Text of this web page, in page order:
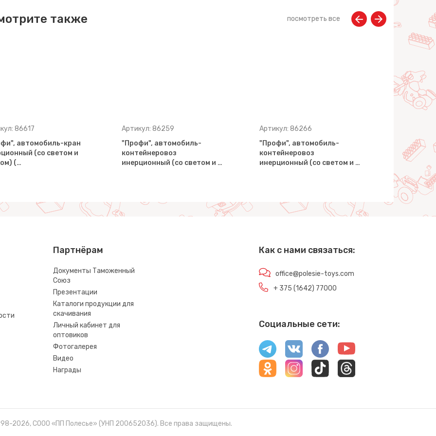
также посмотреть все
86617
автомобиль-кран
(со светом и
(…
Артикул: 86259
"Профи", автомобиль-
контейнеровоз
инерционный (со светом и …
Артикул: 86266
"Профи", автомобиль-
контейнеровоз
инерционный (со светом и …
"Профи",
(со
Партнёрам
Документы Таможенный
Союз
Презентации
Каталоги продукции для
скачивания
Личный кабинет для
оптовиков
Фотогалерея
Видео
Награды
Как с нами связаться:
office@polesie-toys.com
+ 375 (1642) 77000
Социальные сети:
2026, СООО «ПП Полесье» (УНП 200652036). Все права защищены.